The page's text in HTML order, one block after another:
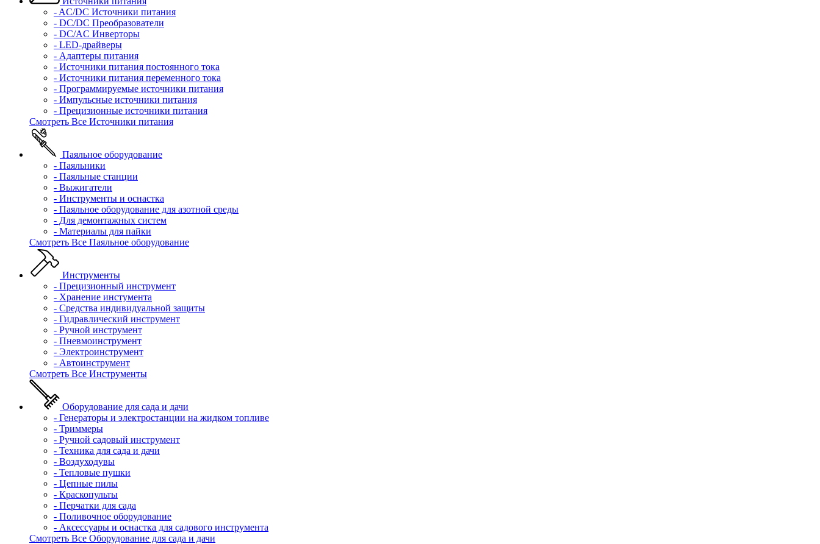
- AC/DC Источники питания
- DC/DC Преобразователи
- DC/AC Инверторы
- LED-драйверы
- Адаптеры питания
- Источники питания постоянного тока
- Источники питания переменного тока
- Программируемые источники питания
- Импульсные источники питания
- Прецизионные источники питания
Смотреть Все Источники питания
Паяльное оборудование
- Паяльники
- Паяльные станции
- Выжигатели
- Инструменты и оснастка
- Паяльное оборудование для азотной среды
- Для демонтажных систем
- Материалы для пайки
Смотреть Все Паяльное оборудование
Инструменты
- Прецизионный инструмент
- Хранение инстумента
- Средства индивидуальной защиты
- Гидравлический инструмент
- Ручной инструмент
- Пневмоинструмент
- Электроинструмент
- Автоинструмент
Смотреть Все Инструменты
Оборудование для сада и дачи
- Генераторы и электростанции на жидком топливе
- Триммеры
- Ручной садовый инструмент
- Техника для сада и дачи
- Воздуходувы
- Тепловые пушки
- Цепные пилы
- Краскопульты
- Перчатки для сада
- Поливочное оборудование
- Аксессуары и оснастка для садового инструмента
Смотреть Все Оборудование для сада и дачи